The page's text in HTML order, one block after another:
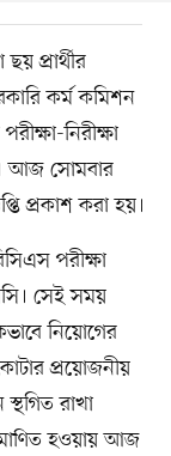
প্রার্থীর
কর্ম কমিশন
নিরীক্ষা
আজ সোমবার
প্রকাশ করা হয়।
পরীক্ষা
সেই সময়
নিয়োগের
প্রয়োজনীয়
রাখা
হওয়ায় আজ